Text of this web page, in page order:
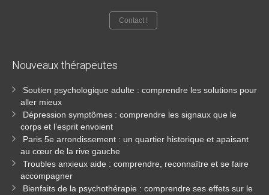
Contact !
Nouveaux thérapeutes
Soutien psychologique adulte : comprendre les solutions pour
aller mieux
Dépression symptômes : comprendre les signaux que le
corps et l’esprit envoient
Paris 5e arrondissement : un quartier historique et apaisant
au cœur de la rive gauche
Troubles anxieux aide : comprendre, reconnaître et se faire
accompagner
Bienfaits de la psychothérapie : comprendre ses effets sur le